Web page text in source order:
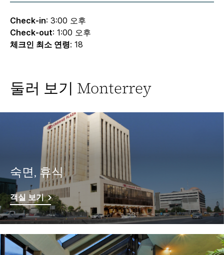
Check-in: 3:00 오후
Check-out: 1:00 오후
체크인 최소 연령: 18
둘러 보기 Monterrey
숙면, 휴식
객실 보기